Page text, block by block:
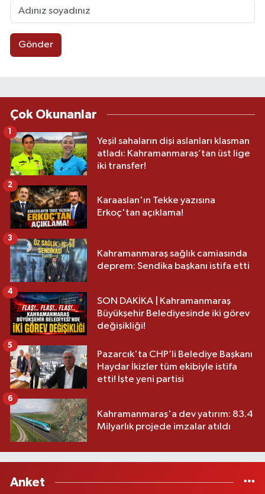
Gönder
Çok Okunanlar
Yeşil sahaların dişi aslanları klasman
atladı: Kahramanmaraş’tan üst lige
iki transfer!
1
Karaaslan'ın Tekke yazısına
Erkoç'tan açıklama!
2
Kahramanmaraş sağlık camiasında
deprem: Sendika başkanı istifa etti
3
SON DAKİKA | Kahramanmaraş
Büyükşehir Belediyesinde iki görev
değişikliği!
4
Pazarcık'ta CHP’li Belediye Başkanı
Haydar İkizler tüm ekibiyle istifa
etti! İşte yeni partisi
5
Kahramanmaraş'a dev yatırım: 83.4
Milyarlık projede imzalar atıldı
6
Anket